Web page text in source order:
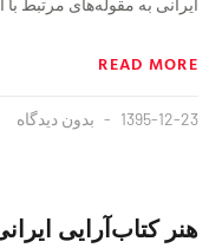
ايرانی به مقوله‌های مرتبط
READ MORE
1395-12-23 بدون دیدگاه
هنر كتاب‌آرايی